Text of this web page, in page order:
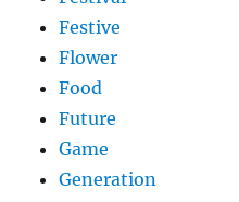
Festive
Flower
Food
Future
Game
Generation